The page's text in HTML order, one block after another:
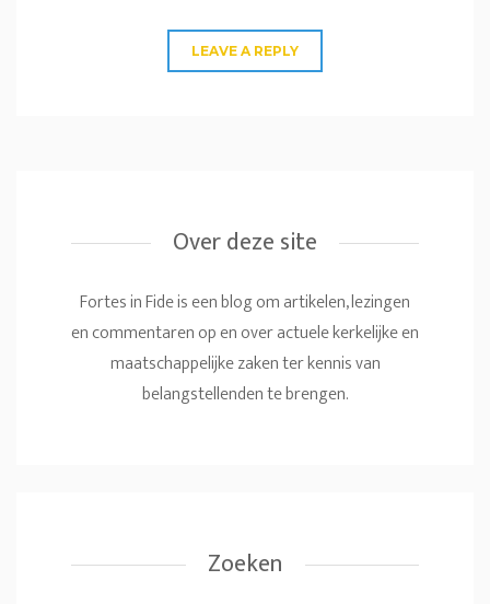
Over deze site
Fortes in Fide is een blog om artikelen, lezingen
en commentaren op en over actuele kerkelijke en
maatschappelijke zaken ter kennis van
belangstellenden te brengen.
Zoeken